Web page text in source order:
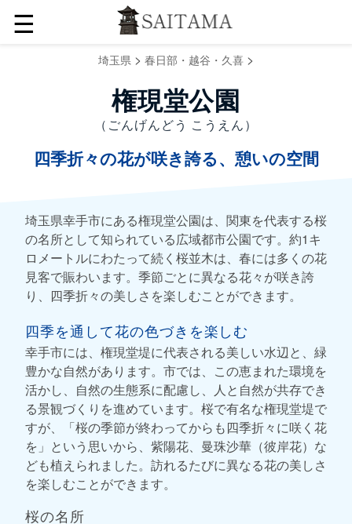
☰
埼玉県 > 春日部・越谷・久喜 >
権現堂公園
（ごんげんどう こうえん）
四季折々の花が咲き誇る、憩いの空間
埼玉県幸手市にある権現堂公園は、関東を代表する桜
の名所として知られている広域都市公園です。約1キ
ロメートルにわたって続く桜並木は、春には多くの花
見客で賑わいます。季節ごとに異なる花々が咲き誇
り、四季折々の美しさを楽しむことができます。
四季を通して花の色づきを楽しむ
幸手市には、権現堂堤に代表される美しい水辺と、緑
豊かな自然があります。市では、この恵まれた環境を
活かし、自然の生態系に配慮し、人と自然が共存でき
る景観づくりを進めています。桜で有名な権現堂堤で
すが、「桜の季節が終わってからも四季折々に咲く花
を」という思いから、紫陽花、曼珠沙華（彼岸花）な
ども植えられました。訪れるたびに異なる花の美しさ
を楽しむことができます。
桜の名所